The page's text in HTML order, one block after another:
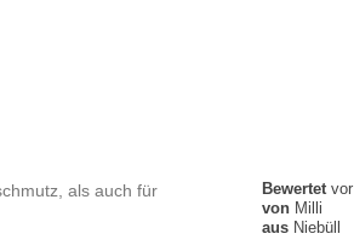
Bewertet
von Milli
aus Niebüll
als auch für